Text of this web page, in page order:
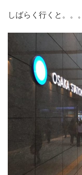
しばらく行くと。。。